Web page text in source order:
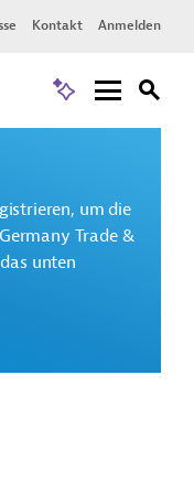
Kontakt Anmelden
um die
Trade &
unten